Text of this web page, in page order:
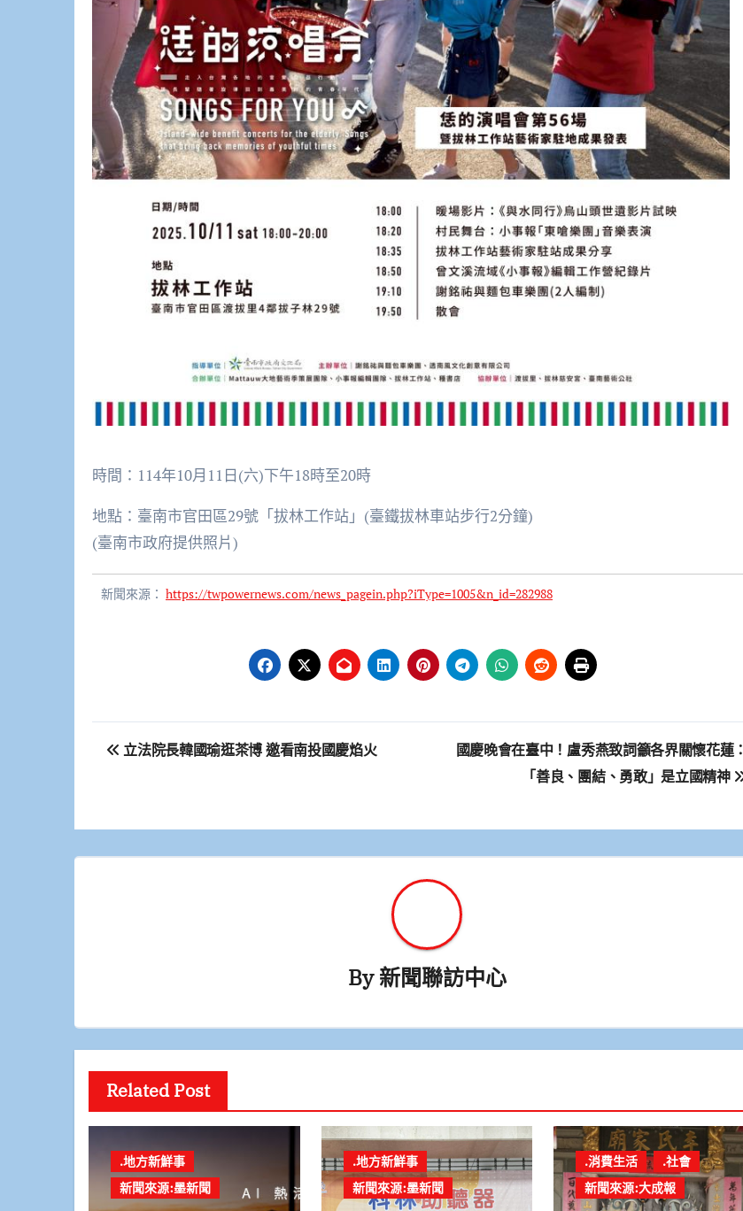
時間：114年10月11日(六)下午18時至20時
地點：臺南市官田區29號「拔林工作站」(臺鐵拔林車站步行2分鐘)
(臺南市政府提供照片)
新聞來源： https://twpowernews.com/news_pagein.php?iType=1005&n_id=282988
文
覽
立法院長韓國瑜逛茶博 邀看南投國慶焰火
國慶晚會在臺中！盧秀燕致詞籲各界關懷花蓮：
「善良、團結、勇敢」是立國精神
By新聞聯訪中心
Related Post
.地方新鮮事
新聞來源:墨新聞
.地方新鮮事
新聞來源:墨新聞
.消費生活
.社會
新聞來源:大成報